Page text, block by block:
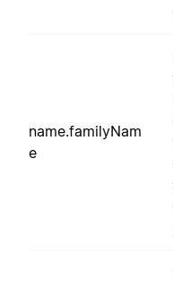
name.familyNam
e